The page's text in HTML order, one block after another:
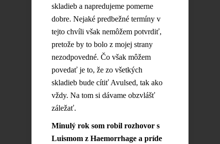
skladieb a napredujeme pomerne
dobre. Nejaké predbežné termíny v
tejto chvíli však nemôžem potvrdiť,
pretože by to bolo z mojej strany
nezodpovedné. Čo však môžem
povedať je to, že zo všetkých
skladieb bude cítiť Avulsed, tak ako
vždy. Na tom si dávame obzvlášť
záležať.
Minulý rok som robil rozhovor s
Luismom z Haemorrhage a príde